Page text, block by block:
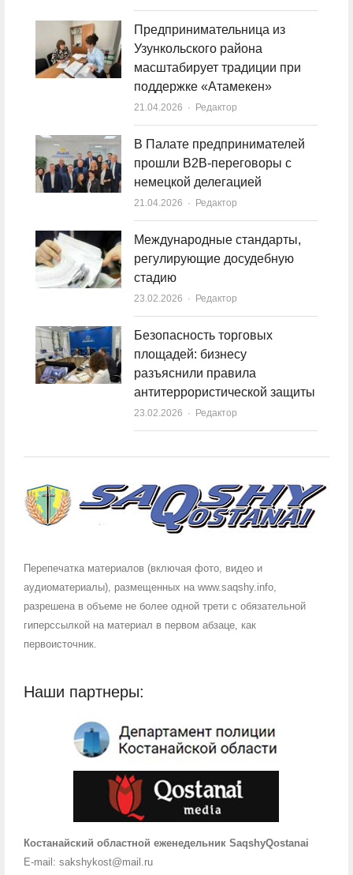
Предпринимательница из
Узункольского района
масштабирует традиции при
поддержке «Атамекен»
21.04.2026 Author
Редактор
В Палате предпринимателей
прошли B2B-переговоры с
немецкой делегацией
21.04.2026 Author
Редактор
Международные стандарты,
регулирующие досудебную
стадию
23.02.2026 Author
Редактор
Безопасность торговых
площадей: бизнесу
разъяснили правила
антитеррористической защиты
23.02.2026 Author
Редактор
Перепечатка материалов (включая фото, видео и
аудиоматериалы), размещенных на www.saqshy.info,
разрешена в объеме не более одной трети с обязательной
гиперссылкой на материал в первом абзаце, как
первоисточник.
Наши партнеры:
Костанайский областной еженедельник SaqshyQostanai
E-mail: sakshykost@mail.ru